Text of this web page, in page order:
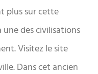
plus sur cette
des civilisations
Visitez le site
Dans cet ancien